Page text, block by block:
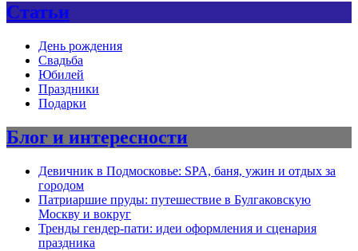
Статьи
День рождения
Свадьба
Юбилей
Праздники
Подарки
Блог и интересности
Девичник в Подмосковье: SPA, баня, ужин и отдых за
городом
Патриаршие пруды: путешествие в Булгаковскую
Москву и вокруг
Тренды гендер-пати: идеи оформления и сценария
праздника